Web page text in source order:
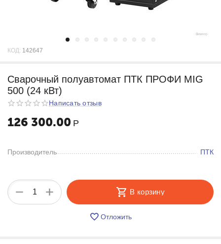
КОД: 142647
Сварочный полуавтомат ПТК ПРОФИ MIG
500 (24 кВт)
Написать отзыв
126 300.00 Р
Производитель ПТК
+
− В корзину
Отложить